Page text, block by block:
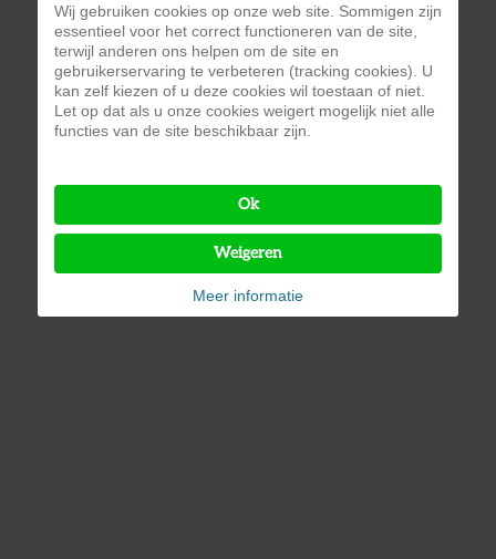
Wij gebruiken cookies op onze web site. Sommigen zijn
essentieel voor het correct functioneren van de site,
terwijl anderen ons helpen om de site en
gebruikerservaring te verbeteren (tracking cookies). U
kan zelf kiezen of u deze cookies wil toestaan of niet.
Let op dat als u onze cookies weigert mogelijk niet alle
functies van de site beschikbaar zijn.
Ok
Weigeren
Meer informatie